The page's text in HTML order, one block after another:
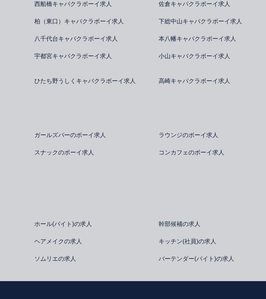
西船橋キャバクラボーイ求人 佐倉キャバクラボーイ求人
柏（東口）キャバクラボーイ求人 下総中山キャバクラボーイ求人
八千代台キャバクラボーイ求人 本八幡キャバクラボーイ求人
宇都宮キャバクラボーイ求人 小山キャバクラボーイ求人
ひたち野うしくキャバクラボーイ求人 高崎キャバクラボーイ求人
ガールズバーのボーイ求人 ラウンジのボーイ求人
スナックのボーイ求人 コンカフェのボーイ求人
ホール(バイト)の求人 幹部候補の求人
ヘアメイクの求人 キッチン(社員)の求人
ソムリエの求人 バーテンダー(バイト)の求人